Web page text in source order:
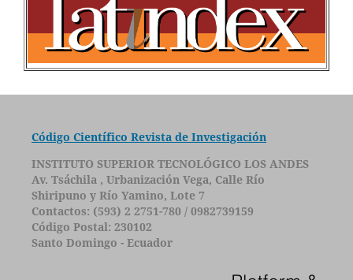
Código Científico Revista de Investigación
INSTITUTO SUPERIOR TECNOLÓGICO LOS ANDES
Av. Tsáchila , Urbanización Vega, Calle Río
Shiripuno y Río Yamino, Lote 7
Contactos: (593) 2 2751-780 / 0982739159
Código Postal: 230102
Santo Domingo - Ecuador